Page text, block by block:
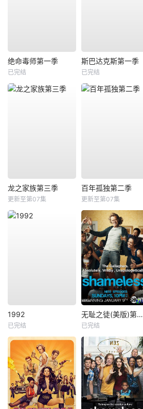
绝命毒师第一季
已完结
斯巴达克斯第一季
已完结
龙之家族第三季
更新至第07集
百年孤独第二季
更新至第07集
1992
已完结
无耻之徒(美版)第一季
已完结